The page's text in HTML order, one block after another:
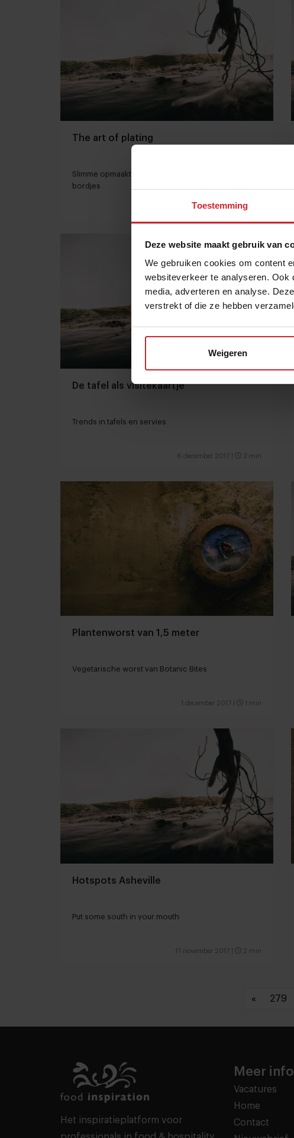
Toestemming
Deze website maakt gebruik van
We gebruiken cookies om content
websiteverkeer te analyseren.
media, adverteren en analyse.
verstrekt of die ze hebben
Weigeren
The art of plating
Slimme opmaaktechnieken voor de mooiste
bordjes
19 december 2017| 1 min
De tafel als visitekaartje
Trends in tafels en servies
6 december 2017 2 min
Plantenworst van 1,5 meter
Vegetarische worst van Botanic Bites
1 december 2017 1 min
Hotspots Asheville
Put some south in your mouth
17 november 2017 2 min
« 279
Het inspiratieplatform voor
Meer
Vacatures
Home
Contact